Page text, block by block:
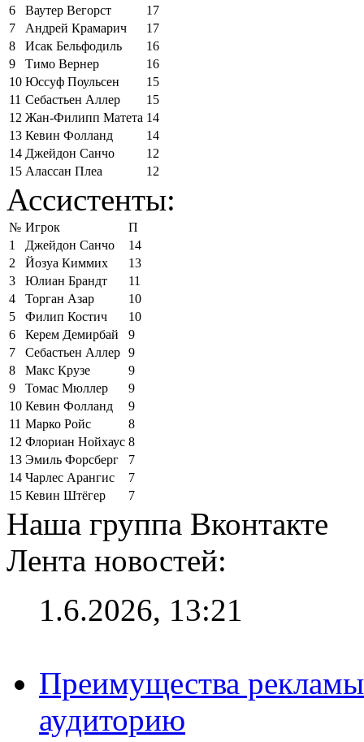
6
Ваутер Вегорст
17
7
Андрей Крамарич
17
8
Исак Бельфодиль
16
9
Тимо Вернер
16
10 Юссуф Поульсен
15
11 Себастьен Аллер
15
12 Жан-Филипп Матета 14
13 Кевин Фолланд
14
14 Джейдон Санчо
12
15 Алассан Плеа 12
Ассистенты:
№ Игрок
П
1
Джейдон Санчо
14
2
Йозуа Киммих
13
3
Юлиан Брандт
11
4
Торган Азар
10
5
Филип Костич
10
6
Керем Демирбай
9
7
Себастьен Аллер 9
8
Макс Крузе
9
9
Томас Мюллер
9
10 Кевин Фолланд
9
11 Марко Ройс
8
12 Флориан Нойхаус 8
13 Эмиль Форсберг
7
14 Чарлес Арангис
7
15 Кевин Штёгер 7
Наша группа Вконтакте
Лента новостей:
1.6.2026, 13:21
Преимущества
аудиторию